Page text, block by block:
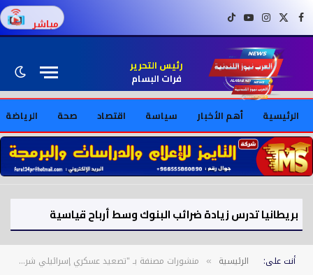
فيسبوكX (Twitter)
إنستغراميوتيوبتيك توك مباشر
رئيس التحرير
فرات البسام
الرئيسية أهم الأخبار سياسة اقتصاد صحة الرياضة
بريطانيا تدرس زيادة ضرائب البنوك وسط أرباح قياسية
أنت على: الرئيسية » منشورات مصنفة بـ "تصعيد عسكري إسرائيلي شرق جباليا يثير الذعر بين المدنيين في غزة"